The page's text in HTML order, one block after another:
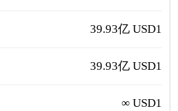
39.93亿 USD1
39.93亿 USD1
∞ USD1